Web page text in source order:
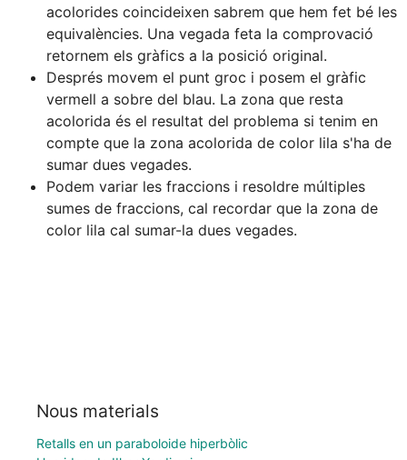
acolorides coincideixen sabrem que hem fet bé les
equivalències. Una vegada feta la comprovació
Després movem el punt groc i posem el gràfic
vermell a sobre del blau. La zona que resta
acolorida és el resultat del problema si tenim en
compte que la zona acolorida de color lila s'ha de
Podem variar les fraccions i resoldre múltiples
sumes de fraccions, cal recordar que la zona de
color lila cal sumar-la dues vegades.
Nous materials
Retalls en un paraboloide hiperbòlic